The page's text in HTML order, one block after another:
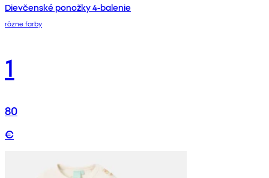
Dievčenské ponožky 4-balenie
rôzne farby
1
80
€